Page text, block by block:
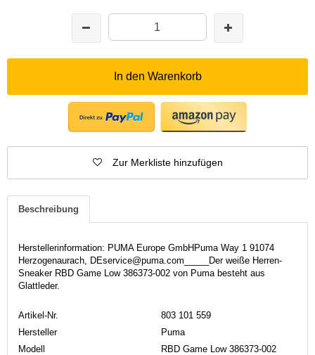
In den Warenkorb
Zur Merkliste hinzufügen
Beschreibung
Herstellerinformation: PUMA Europe GmbHPuma Way 1 91074
Herzogenaurach, DEservice@puma.com_____Der weiße Herren-
Sneaker RBD Game Low 386373-002 von Puma besteht aus
Glattleder.
Artikel-Nr.
803 101 559
Hersteller
Puma
Modell
RBD Game Low 386373-002